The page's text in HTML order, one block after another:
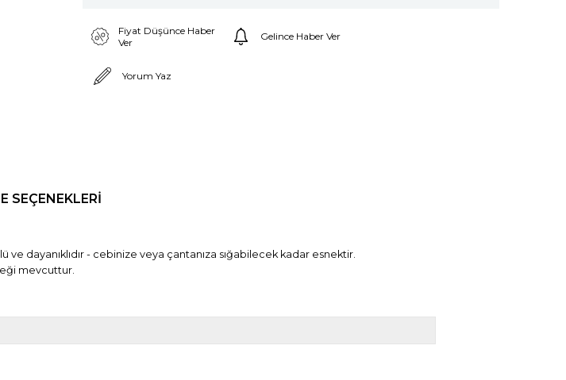
Fiyat Düşünce Haber
Ver
Gelince Haber Ver
Yorum Yaz
SEÇENEKLERI
ve dayanıklıdır - cebinize veya çantanıza sığabilecek kadar esnektir.
mevcuttur.